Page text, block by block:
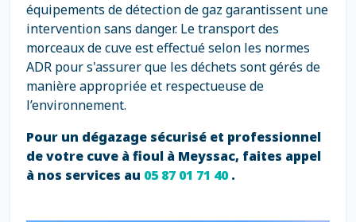
équipements de détection de gaz garantissent une
intervention sans danger. Le transport des
morceaux de cuve est effectué selon les normes
ADR pour s'assurer que les déchets sont gérés de
manière appropriée et respectueuse de
l’environnement.
Pour un dégazage sécurisé et professionnel
de votre cuve à fioul à Meyssac, faites appel
à nos services au 05 87 01 71 40.